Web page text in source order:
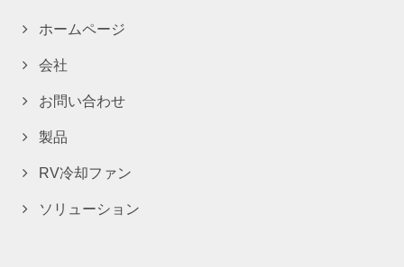
ホームページ
会社
お問い合わせ
製品
RV冷却ファン
ソリューション